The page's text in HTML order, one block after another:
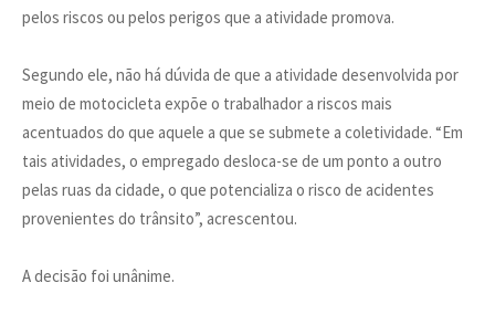
pelos riscos ou pelos perigos que a atividade promova.
Segundo ele, não há dúvida de que a atividade desenvolvida por
meio de motocicleta expõe o trabalhador a riscos mais
acentuados do que aquele a que se submete a coletividade. “Em
tais atividades, o empregado desloca-se de um ponto a outro
pelas ruas da cidade, o que potencializa o risco de acidentes
provenientes do trânsito”, acrescentou.
A decisão foi unânime.